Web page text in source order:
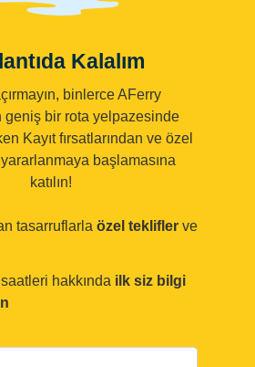
Kalalım
binlerce AFerry
geniş bir rota yelpazesinde
Kayıt fırsatlarından ve özel
başlamasına
katılın!
tasarruflarla özel teklifler ve
hakkında ilk siz bilgi